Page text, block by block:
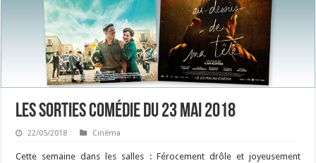
Les sorties Comédie du 23 mai 2018
22/05/2018 Cinéma
Cette semaine dans les salles : Férocement drôle et joyeusement